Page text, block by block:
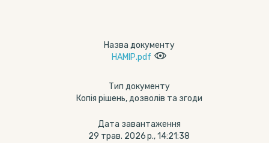
Назва документу
НАМІР.pdf
Тип документу
Копія рішень, дозволів та згоди
Дата завантаження
29 трав. 2026 р., 14:21:38